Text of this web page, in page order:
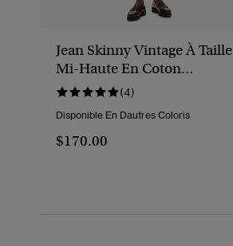
Jean Skinny Vintage À Taille
Mi-Haute En Coton
Biologique(4)
Disponible En Dautres Coloris
$170.00